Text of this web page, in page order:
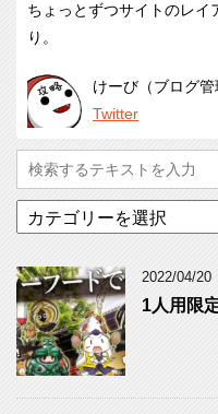
ちょっとずつサイトのレイ
り。
けーび（ブログ管
Twitter
テ
リ
ー
2022/04/20
1人用限